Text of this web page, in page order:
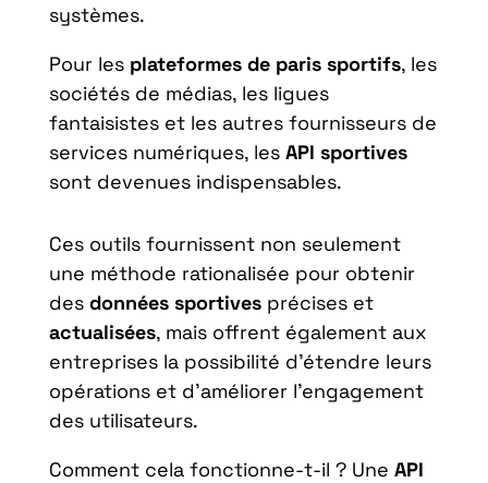
systèmes.
Pour lesplateformes de paris sportifs, les
sociétés de médias, les ligues
fantaisistes et les autres fournisseurs de
services numériques, lesAPI sportives
sont devenues indispensables.
Ces outils fournissent non seulement
une méthode rationalisée pour obtenir
desdonnées sportivesprécises et
actualisées, mais offrent également aux
entreprises la possibilité d’étendre leurs
opérations et d’améliorer l’engagement
des utilisateurs.
Comment cela fonctionne-t-il ? Une API